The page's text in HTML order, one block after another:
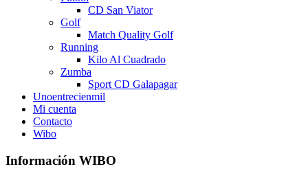
CD San Viator
Golf
Match Quality Golf
Running
Kilo Al Cuadrado
Zumba
Sport CD Galapagar
Unoentrecienmil
Mi cuenta
Contacto
Wibo
Información WIBO